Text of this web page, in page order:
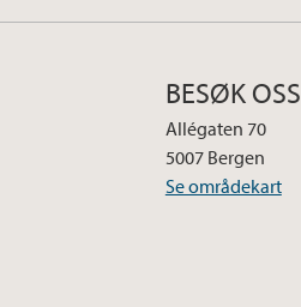
BESØK OSS
Allégaten 70
5007 Bergen
Se områdekart